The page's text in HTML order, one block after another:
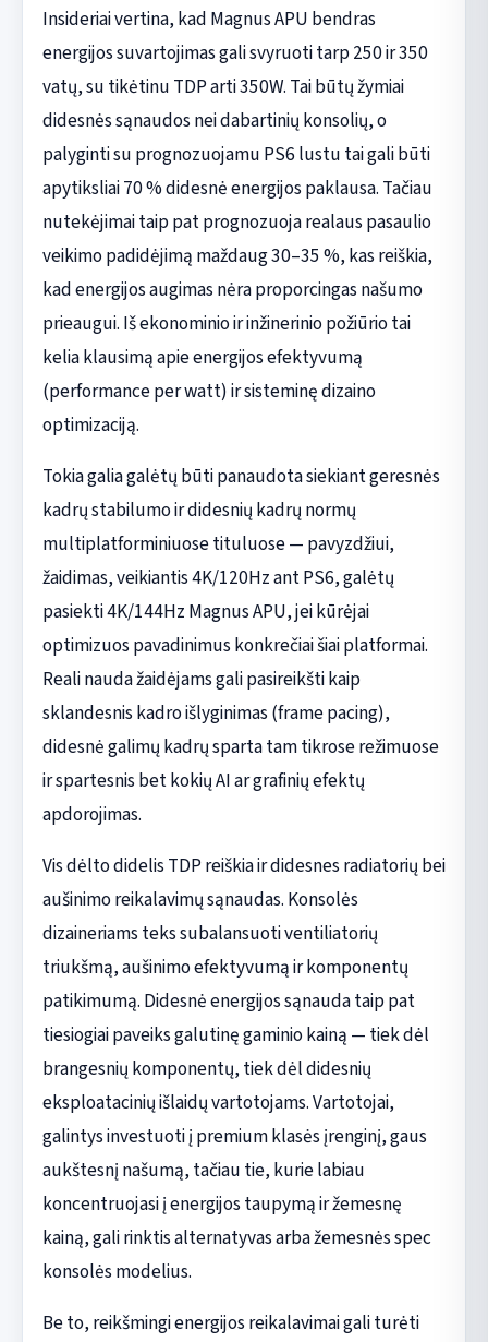
Insideriai vertina, kad Magnus APU bendras
energijos suvartojimas gali svyruoti tarp 250 ir 350
vatų, su tikėtinu TDP arti 350W. Tai būtų žymiai
didesnės sąnaudos nei dabartinių konsolių, o
palyginti su prognozuojamu PS6 lustu tai gali būti
apytiksliai 70 % didesnė energijos paklausa. Tačiau
nutekėjimai taip pat prognozuoja realaus pasaulio
veikimo padidėjimą maždaug 30–35 %, kas reiškia,
kad energijos augimas nėra proporcingas našumo
prieaugui. Iš ekonominio ir inžinerinio požiūrio tai
kelia klausimą apie energijos efektyvumą
(performance per watt) ir sisteminę dizaino
optimizaciją.
Tokia galia galėtų būti panaudota siekiant geresnės
kadrų stabilumo ir didesnių kadrų normų
multiplatforminiuose tituluose — pavyzdžiui,
žaidimas, veikiantis 4K/120Hz ant PS6, galėtų
pasiekti 4K/144Hz Magnus APU, jei kūrėjai
optimizuos pavadinimus konkrečiai šiai platformai.
Reali nauda žaidėjams gali pasireikšti kaip
sklandesnis kadro išlyginimas (frame pacing),
didesnė galimų kadrų sparta tam tikrose režimuose
ir spartesnis bet kokių AI ar grafinių efektų
apdorojimas.
Vis dėlto didelis TDP reiškia ir didesnes radiatorių bei
aušinimo reikalavimų sąnaudas. Konsolės
dizaineriams teks subalansuoti ventiliatorių
triukšmą, aušinimo efektyvumą ir komponentų
patikimumą. Didesnė energijos sąnauda taip pat
tiesiogiai paveiks galutinę gaminio kainą — tiek dėl
brangesnių komponentų, tiek dėl didesnių
eksploatacinių išlaidų vartotojams. Vartotojai,
galintys investuoti į premium klasės įrenginį, gaus
aukštesnį našumą, tačiau tie, kurie labiau
koncentruojasi į energijos taupymą ir žemesnę
kainą, gali rinktis alternatyvas arba žemesnės spec
konsolės modelius.
Be to, reikšmingi energijos reikalavimai gali turėti